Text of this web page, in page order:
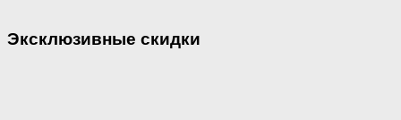
Эксклюзивные скидки